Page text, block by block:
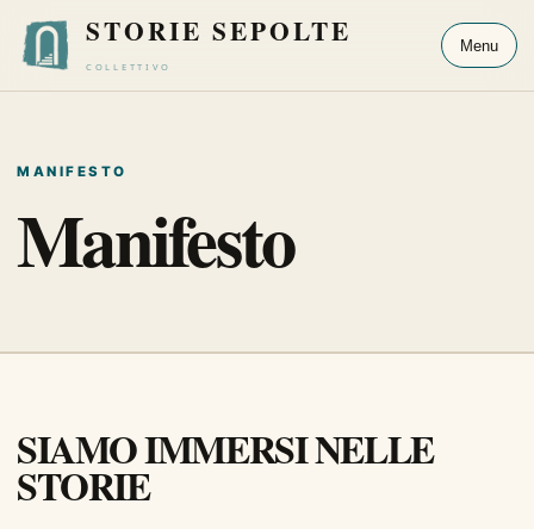
STORIE SEPOLTE
COLLETTIVO
Menu
MANIFESTO
Manifesto
SIAMO IMMERSI NELLE
STORIE